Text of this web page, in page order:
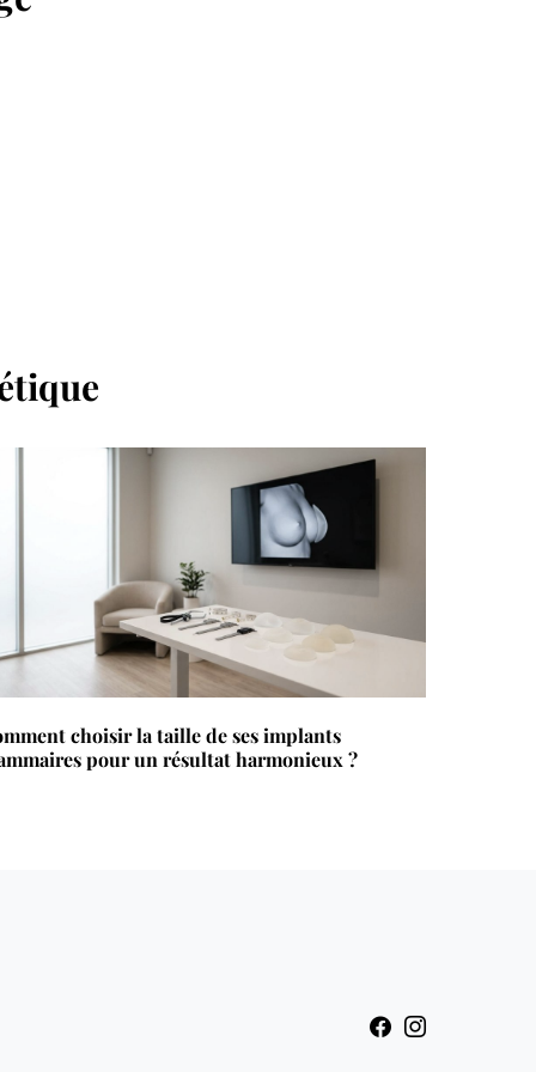
choisir la taille de ses implants
pour un résultat harmonieux ?